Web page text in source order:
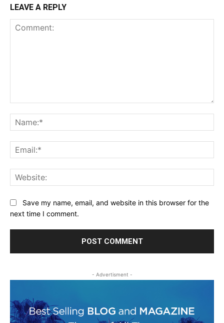
LEAVE A REPLY
Save my name, email, and website in this browser for the
next time I comment.
- Advertisment -